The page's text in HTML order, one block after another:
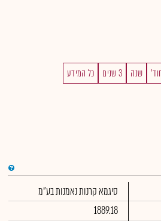
שנה 3 שנים כל המידע
סיגמא קרנות נאמנות בע"מ
1889.18